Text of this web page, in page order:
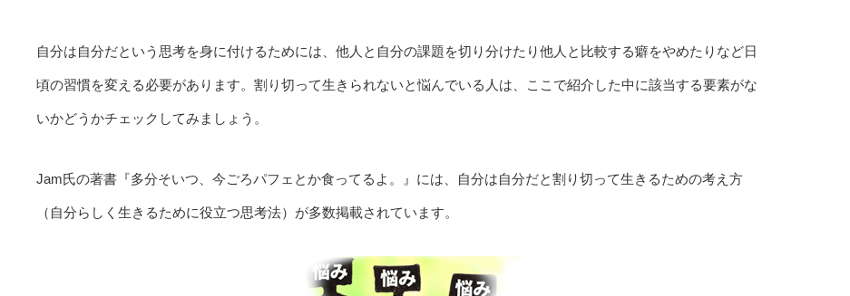
自分は自分だという思考を身に付けるためには、他人と自分の課題を切り分けたり他人と比較する癖をやめたりなど日
頃の習慣を変える必要があります。割り切って生きられないと悩んでいる人は、ここで紹介した中に該当する要素がな
いかどうかチェックしてみましょう。
Jam氏の著書『多分そいつ、今ごろパフェとか食ってるよ。』には、自分は自分だと割り切って生きるための考え方
（自分らしく生きるために役立つ思考法）が多数掲載されています。